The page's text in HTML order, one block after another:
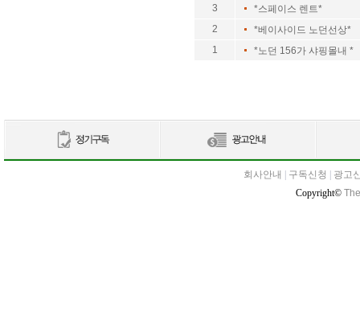
3
*스페이스 렌트*
2
*베이사이드 노던선상*
1
*노던 156가 샤핑몰내 *
회사안내 구독신청
광고
Copyright©